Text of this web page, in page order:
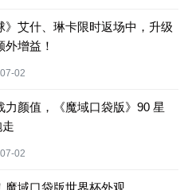
》艾什、琳卡限时返场中，升级
外增益！
02
力颜值，《魔域口袋版》90 星
02
魔域口袋版世界杯外观